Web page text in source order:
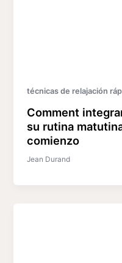
técnicas de relajación
Comment
su rutina
comienzo
Jean Durand